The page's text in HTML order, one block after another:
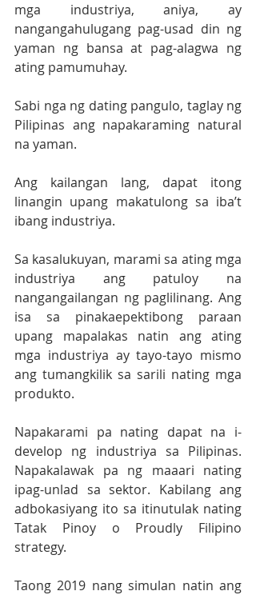
mga industriya, aniya, ay
nangangahulugang pag-usad din ng
yaman ng bansa at pag-alagwa ng
ating pamumuhay.
Sabi nga ng dating pangulo, taglay ng
Pilipinas ang napakaraming natural
na yaman.
Ang kailangan lang, dapat itong
linangin upang makatulong sa iba’t
ibang industriya.
Sa kasalukuyan, marami sa ating mga
industriya ang patuloy na
nangangailangan ng paglilinang. Ang
isa sa pinakaepektibong paraan
upang mapalakas natin ang ating
mga industriya ay tayo-tayo mismo
ang tumangkilik sa sarili nating mga
produkto.
Napakarami pa nating dapat na i-
develop ng industriya sa Pilipinas.
Napakalawak pa ng maaari nating
ipag-unlad sa sektor. Kabilang ang
adbokasiyang ito sa itinutulak nating
Tatak Pinoy o Proudly Filipino
strategy.
Taong 2019 nang simulan natin ang